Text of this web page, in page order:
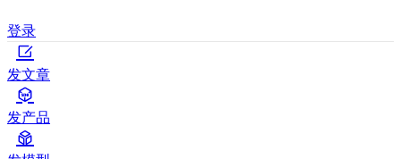
登录
发文章
发产品